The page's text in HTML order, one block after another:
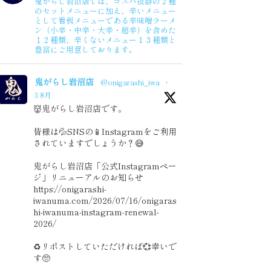
2020年1月度
のセットメニューに加え、辛いメニュー
として看板メニューである辛味噌ラーメ
ン（小辛・中辛・大辛・超辛）を含めた
１２種類、辛くないメニュー１３種類と
豊富にご用意しております。
鬼がらし岩沼店 @onigarashi_iwa
·
3 8月
👹鬼がらし岩沼店です。
皆様は💦SNSの📱Instagramをご利用
されていますでしょうか？😅
鬼がらし岩沼店「公式Instagramペー
ジ」リニューアルのお知らせ
https://onigarashi-
iwanuma.com/2026/07/16/onigaras
hi-iwanuma-instagram-renewal-
2026/
♻️リポストしていただければ💞幸いで
す🥺